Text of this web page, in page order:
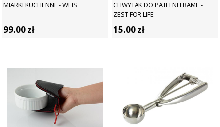
MIARKI KUCHENNE - WEIS
99.00 zł
CHWYTAK DO PATELNI FRAME -
ZEST FOR LIFE
15.00 zł